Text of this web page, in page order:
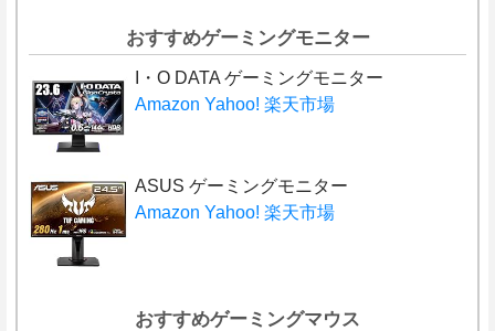
おすすめゲーミングモニター
I・O DATA ゲーミングモニター
Amazon Yahoo! 楽天市場
ASUS ゲーミングモニター
Amazon Yahoo! 楽天市場
おすすめゲーミングマウス